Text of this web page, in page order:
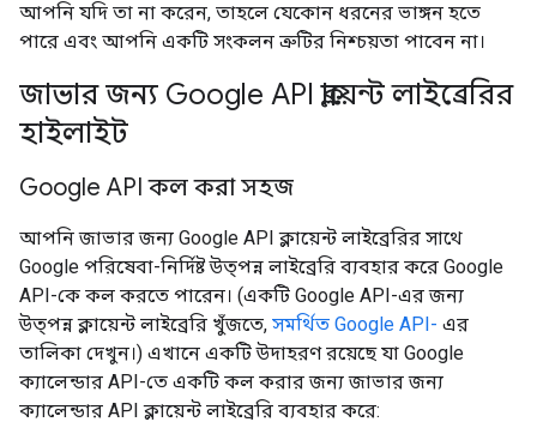
আপনি যদি তা না করেন, তাহলে যেকোন ধরনের ভাঙ্গন হতে
পারে এবং আপনি একটি সংকলন ত্রুটির নিশ্চয়তা পাবেন না।
জাভার জন্য Google API ক্লায়েন্ট লাইব্রেরির
হাইলাইট
Google API কল করা সহজ
আপনি জাভার জন্য Google API ক্লায়েন্ট লাইব্রেরির সাথে
Google পরিষেবা-নির্দিষ্ট উত্পন্ন লাইব্রেরি ব্যবহার করে Google
API-কে কল করতে পারেন। (একটি Google API-এর জন্য
উত্পন্ন ক্লায়েন্ট লাইব্রেরি খুঁজতে, সমর্থিত Google API- এর
তালিকা দেখুন।) এখানে একটি উদাহরণ রয়েছে যা Google
ক্যালেন্ডার API-তে একটি কল করার জন্য জাভার জন্য
ক্যালেন্ডার API ক্লায়েন্ট লাইব্রেরি ব্যবহার করে: